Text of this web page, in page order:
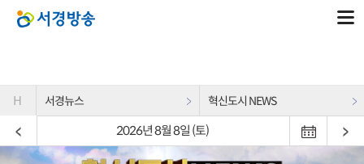
H 서경뉴스 혁신도시 NEWS
2026년 8월 8일 (토)